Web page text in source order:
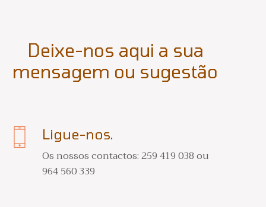
Deixe-nos aqui a sua
mensagem ou sugestão
Ligue-nos.
Os nossos contactos: 259 419 038 ou
964 560 339